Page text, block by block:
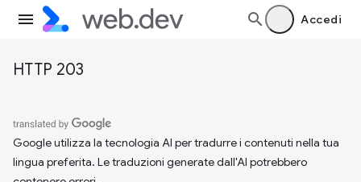
Accedi
HTTP 203
Google utilizza la tecnologia AI per tradurre i contenuti nella tua
lingua preferita. Le traduzioni generate dall'AI potrebbero